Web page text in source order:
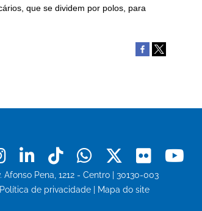
que se dividem por polos, para
Instagram
LinkedinTiktokWhatsapp
X Flickr
Afonso Pena, 1212 - Centro | 30130-003
Política de privacidade
Mapa do site